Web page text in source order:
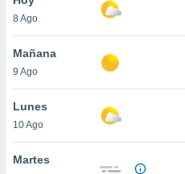
en
más
nuestra
de
8 Ago
Mañana
9 Ago
Lunes
10 Ago
Martes